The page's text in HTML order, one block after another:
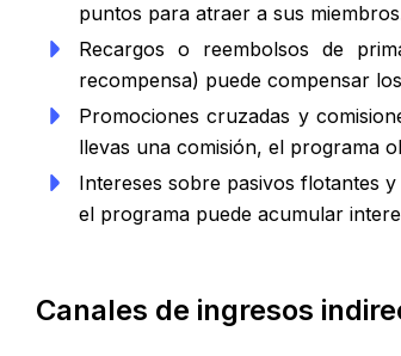
puntos para atraer a sus
Recargos o reembolsos de
recompensa) puede compensar
Promociones cruzadas y
llevas una comisión, el programa
Intereses sobre pasivos flotantes
el programa puede acumular
Canales de ingresos